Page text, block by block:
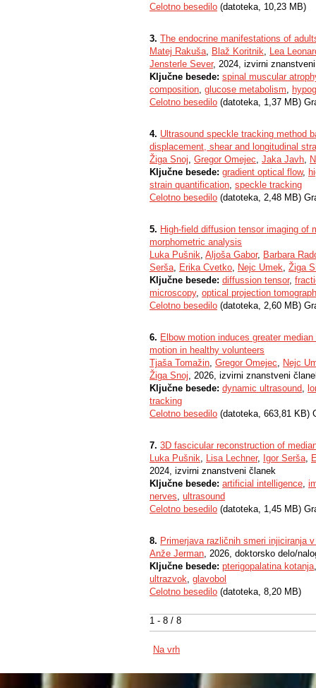
1 - 8 / 8
Celotno besedilo (datoteka, 10,23 MB)
3. The endocrine manifestations of
Matej Rakuša, Blaž Koritnik, Lea
Jensterle Sever, 2024, izvirni
Ključne besede: spinal muscular
composition, glucose metabolism,
Celotno besedilo (datoteka, 1,37 MB)
4. Ultrasound speckle tracking method
displacement, shear and longitudinal
Žiga Snoj, Gregor Omejec, Jaka Javh,
Ključne besede: gradient optical flow,
strain quantification, speckle tracking
Celotno besedilo (datoteka, 2,48 MB)
5. High-field diffusion tensor imaging of
morphometric analysis
Luka Pušnik, Aljoša Gabor, Barbara
Serša, Erika Cvetko, Nejc Umek, Žiga
Ključne besede: diffussion tensor,
microscopy, optical projection
Celotno besedilo (datoteka, 2,60 MB)
6. Elbow motion induces greater
motion in healthy volunteers
Tjaša Tomažin, Gregor Omejec, Nejc
Žiga Snoj, 2026, izvirni znanstveni
Ključne besede: dynamic ultrasound,
tracking
Celotno besedilo (datoteka, 663,81 KB)
7. 3D fascicular reconstruction of
Luka Pušnik, Lisa Lechner, Igor Serša,
2024, izvirni znanstveni članek
Ključne besede: artificial intelligence,
nerves, ultrasound
Celotno besedilo (datoteka, 1,45 MB)
8. Primerjava različnih smeri injiciranja
Anže Jerman, 2026, doktorsko delo/
Ključne besede: pterigopalatina kotanja
ultrazvok, glavobol
Celotno besedilo (datoteka, 8,20 MB)
Na vrh